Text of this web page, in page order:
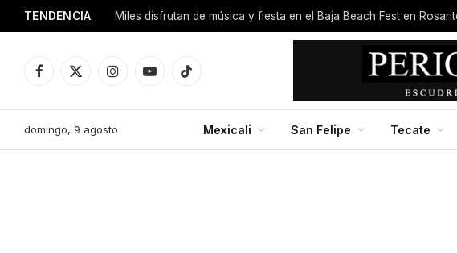
TENDENCIA Miles disfrutan de música y fiesta en el Baja Beach Fest en
Facebook
X
InstagramYouTubeTikTok
domingo, 9 agosto Mexicali San Felipe Tecate